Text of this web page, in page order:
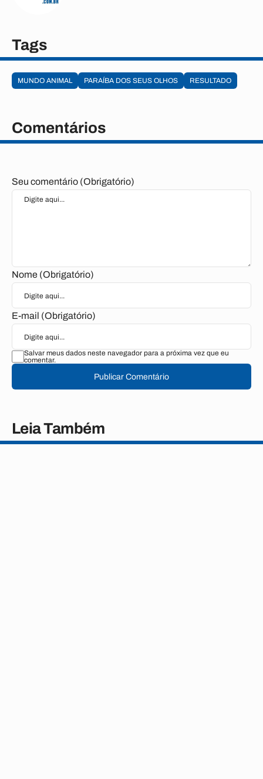
Tags
MUNDO ANIMAL PARAÍBA DOS SEUS OLHOS RESULTADO
Comentários
Seu comentário (Obrigatório)
Nome (Obrigatório)
E-mail (Obrigatório)
Salvar meus dados neste navegador para a próxima vez que eu
comentar.
Publicar Comentário
Leia Também